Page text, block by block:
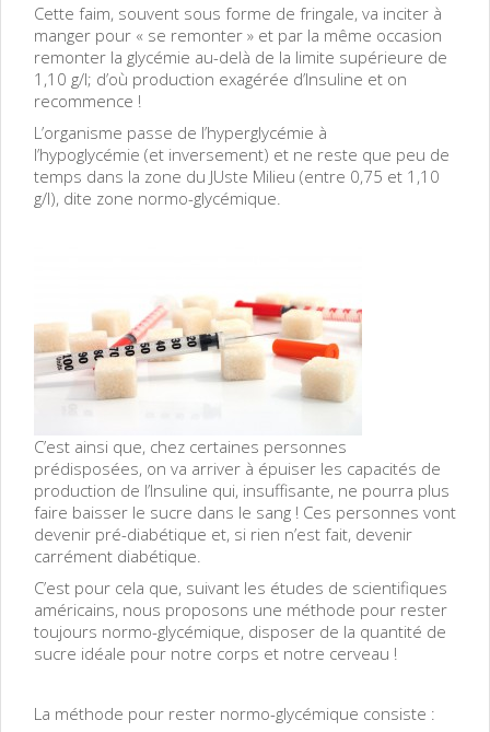
Cette faim, souvent sous forme de fringale, va inciter à
manger pour « se remonter » et par la même occasion
remonter la glycémie au-delà de la limite supérieure de
1,10 g/l; d’où production exagérée d’Insuline et on
recommence !
L’organisme passe de l’hyperglycémie à
l’hypoglycémie (et inversement) et ne reste que peu de
temps dans la zone du JUste Milieu (entre 0,75 et 1,10
g/l), dite zone normo-glycémique.
C’est ainsi que, chez certaines personnes
prédisposées, on va arriver à épuiser les capacités de
production de l’Insuline qui, insuffisante, ne pourra plus
faire baisser le sucre dans le sang ! Ces personnes vont
devenir pré-diabétique et, si rien n’est fait, devenir
carrément diabétique.
C’est pour cela que, suivant les études de scientifiques
américains, nous proposons une méthode pour rester
toujours normo-glycémique, disposer de la quantité de
sucre idéale pour notre corps et notre cerveau !
La méthode pour rester normo-glycémique consiste :